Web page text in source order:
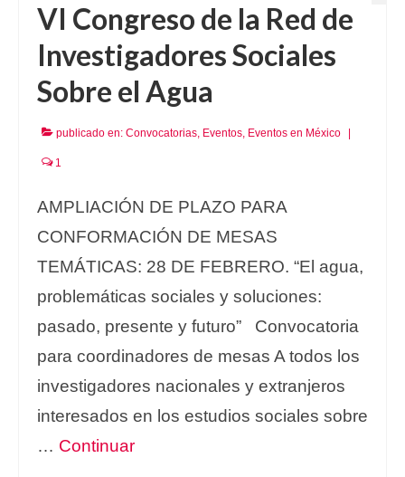
VI Congreso de la Red de
Investigadores Sociales
Sobre el Agua
publicado en: Convocatorias, Eventos, Eventos en México
1
AMPLIACIÓN DE PLAZO PARA
CONFORMACIÓN DE MESAS
TEMÁTICAS: 28 DE FEBRERO. “El agua,
problemáticas sociales y soluciones:
pasado, presente y futuro” Convocatoria
para coordinadores de mesas A todos los
investigadores nacionales y extranjeros
interesados en los estudios sociales sobre
… Continuar